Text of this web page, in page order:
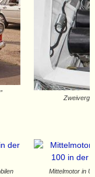
Mittelmotor in